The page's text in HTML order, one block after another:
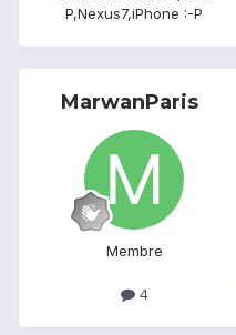
P,Nexus7,iPhone :-P
MarwanParis
Membre
4